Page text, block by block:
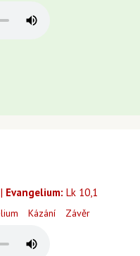
Evangelium: Lk 10,1
Kázání Závěr